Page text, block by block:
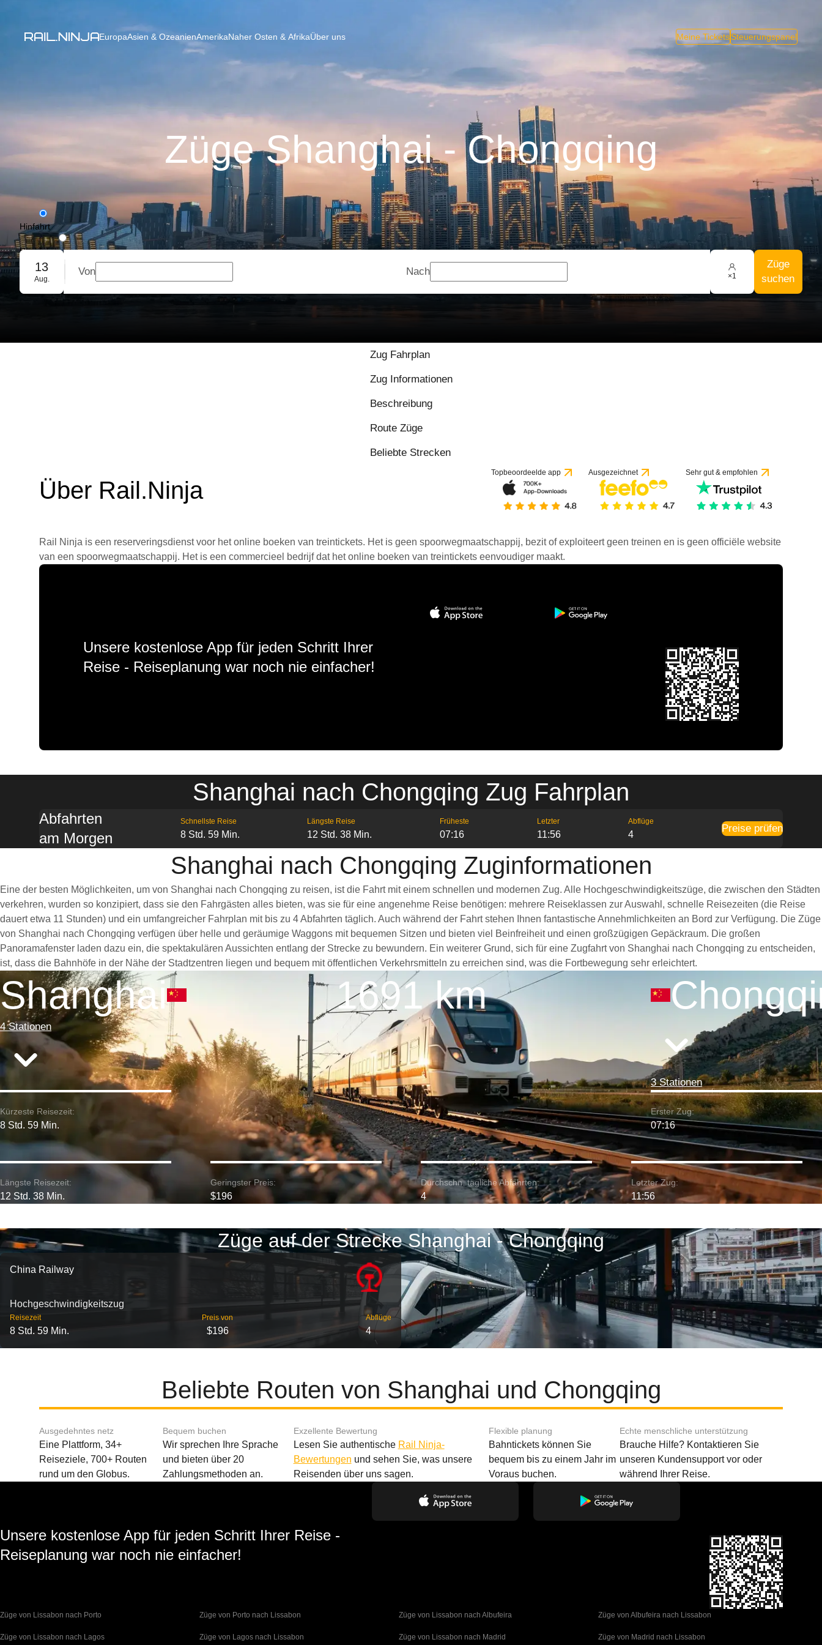
EuropaAsien & OzeanienAmerikaNaher Osten & AfrikaÜber uns Meine TicketsSteuerungspanel
Züge Shanghai - Chongqing
Hinfahrt
Rückfahrt
Gruppenbuchung
13
Aug.
Von Nach ×1
Züge
suchen
Zug Fahrplan
Zug Informationen
Beschreibung
Route Züge
Beliebte Strecken
Über Rail.Ninja
Topbeoordeelde app Ausgezeichnet Sehr gut & empfohlen
Rail Ninja is een reserveringsdienst voor het online boeken van treintickets. Het is geen spoorwegmaatschappij, bezit of exploiteert geen treinen en is geen officiële website
van een spoorwegmaatschappij. Het is een commercieel bedrijf dat het online boeken van treintickets eenvoudiger maakt.
Unsere kostenlose App für jeden Schritt Ihrer
Reise - Reiseplanung war noch nie einfacher!
Shanghai nach Chongqing Zug Fahrplan
Abfahrten
am Morgen
Schnellste Reise
8 Std. 59 Min.
Längste Reise
12 Std. 38 Min.
Früheste
07:16
Letzter
11:56
Abflüge
4
Preise prüfen
Shanghai nach Chongqing Zuginformationen
Eine der besten Möglichkeiten, um von Shanghai nach Chongqing zu reisen, ist die Fahrt mit einem schnellen und modernen Zug. Alle Hochgeschwindigkeitszüge, die zwischen den Städten
verkehren, wurden so konzipiert, dass sie den Fahrgästen alles bieten, was sie für eine angenehme Reise benötigen: mehrere Reiseklassen zur Auswahl, schnelle Reisezeiten (die Reise
dauert etwa 11 Stunden) und ein umfangreicher Fahrplan mit bis zu 4 Abfahrten täglich. Auch während der Fahrt stehen Ihnen fantastische Annehmlichkeiten an Bord zur Verfügung. Die Züge
von Shanghai nach Chongqing verfügen über helle und geräumige Waggons mit bequemen Sitzen und bieten viel Beinfreiheit und einen großzügigen Gepäckraum. Die großen
Panoramafenster laden dazu ein, die spektakulären Aussichten entlang der Strecke zu bewundern. Ein weiterer Grund, sich für eine Zugfahrt von Shanghai nach Chongqing zu entscheiden,
ist, dass die Bahnhöfe in der Nähe der Stadtzentren liegen und bequem mit öffentlichen Verkehrsmitteln zu erreichen sind, was die Fortbewegung sehr erleichtert.
Shanghai
4 Stationen
1691 km
3 Stationen
Kürzeste Reisezeit:
8 Std. 59 Min.
Erster Zug:
07:16
Längste Reisezeit:
12 Std. 38 Min.
Geringster Preis:
$196
Durchschn. tägliche Abfahrten:
4
Letzter Zug:
11:56
Züge auf der Strecke Shanghai - Chongqing
China Railway
Hochgeschwindigkeitszug
Reisezeit
8 Std. 59 Min.
Preis von
$196
Abflüge
4
Beliebte Routen von Shanghai und Chongqing
9.7 / 10 basierend auf 1 Bewertung
Ausgedehntes netz
Eine Plattform, 34+
Reiseziele, 700+ Routen
rund um den Globus.
Bequem buchen
Wir sprechen Ihre Sprache
und bieten über 20
Zahlungsmethoden an.
Exzellente Bewertung
Lesen Sie authentische Rail Ninja-
Bewertungen und sehen Sie, was unsere
Reisenden über uns sagen.
Flexible planung
Bahntickets können Sie
bequem bis zu einem Jahr im
Voraus buchen.
Echte menschliche unterstützung
Brauche Hilfe? Kontaktieren Sie
unseren Kundensupport vor oder
während Ihrer Reise.
Unsere kostenlose App für jeden Schritt Ihrer Reise -
Reiseplanung war noch nie einfacher!
Züge von Lissabon nach Porto Züge von Porto nach Lissabon Züge von Lissabon nach Albufeira Züge von Albufeira nach Lissabon
Züge von Lissabon nach Lagos Züge von Lagos nach Lissabon Züge von Lissabon nach Madrid Züge von Madrid nach Lissabon